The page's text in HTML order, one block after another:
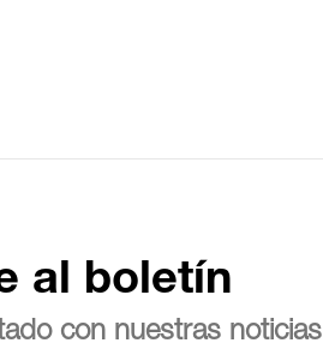
al boletín
con nuestras noticias